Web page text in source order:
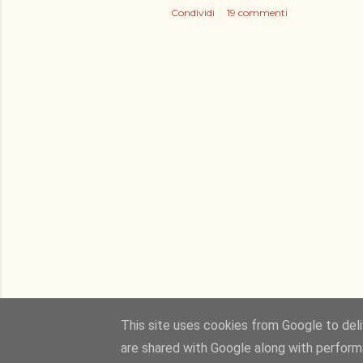
Condividi 19 commenti
This site uses cookies from Google to
are shared with Google along with